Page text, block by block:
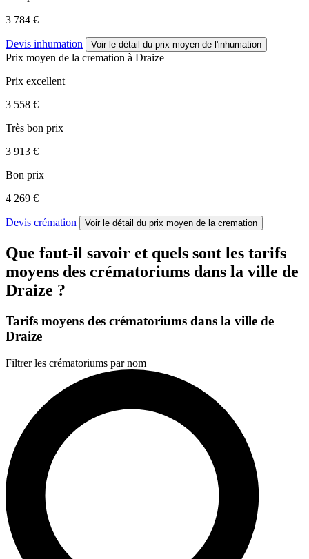
3 784 €
Devis inhumation Voir le détail du prix moyen de l'inhumation
Prix moyen de la cremation à Draize
Prix excellent
3 558 €
Très bon prix
3 913 €
Bon prix
4 269 €
Devis crémation Voir le détail du prix moyen de la cremation
Que faut-il savoir et quels sont les tarifs
moyens des crématoriums dans la ville de
Draize ?
Tarifs moyens des crématoriums dans la ville de
Draize
Filtrer les crématoriums par nom